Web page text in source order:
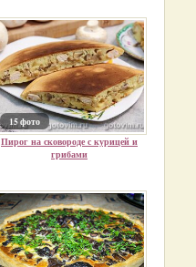
15 фото
Пирог на сковороде с курицей и
грибами